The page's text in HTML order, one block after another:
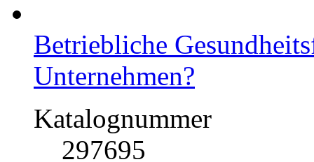
Betriebliche
Unternehmen?
Katalognummer
297695